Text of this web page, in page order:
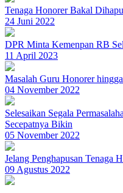
Tenaga Honorer Bakal
24 Juni 2022
DPR Minta Kemenpan RB
11 April 2023
Masalah Guru Honorer
04 November 2022
Selesaikan Segala
Secepatnya Bikin
05 November 2022
Jelang Penghapusan Tenaga
09 Agustus 2022